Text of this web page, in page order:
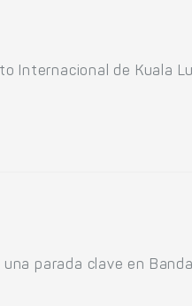
Internacional de Kuala
parada clave en